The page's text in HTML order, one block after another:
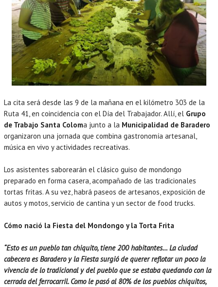
La cita será desde las 9 de la mañana en el kilómetro 303 de la
Ruta 41, en coincidencia con el Día del Trabajador. Allí, el Grupo
de Trabajo Santa Coloma junto a la Municipalidad de Baradero
organizaron una jornada que combina gastronomía artesanal,
música en vivo y actividades recreativas.
Los asistentes saborearán el clásico guiso de mondongo
preparado en forma casera, acompañado de las tradicionales
tortas fritas. A su vez, habrá paseos de artesanos, exposición de
autos y motos, servicio de cantina y un sector de food trucks.
Cómo nació la Fiesta del Mondongo y la Torta Frita
“Esto es un pueblo tan chiquito, tiene 200 habitantes… La ciudad
cabecera es Baradero y la Fiesta surgió de querer reflotar un poco la
vivencia de lo tradicional y del pueblo que se estaba quedando con la
cerrada del ferrocarril. Como le pasó al 80% de los pueblos chiquitos,